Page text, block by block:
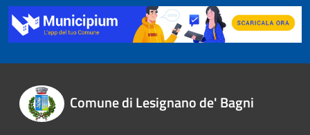
Comune di Lesignano de' Bagni